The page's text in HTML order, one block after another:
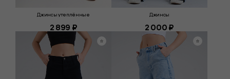
Джинсы утеплённые
2 899 ₽
Джинсы
2 000 ₽